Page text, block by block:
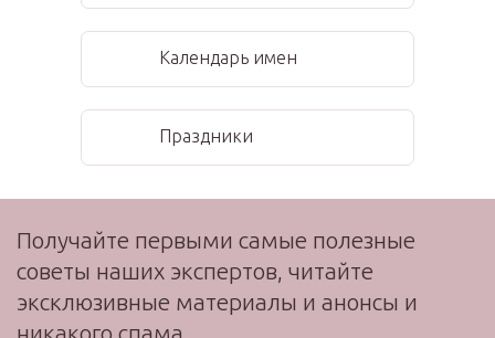
Календарь имен
Праздники
Получайте первыми самые полезные
советы наших экспертов, читайте
эксклюзивные материалы и анонсы и
никакого спама